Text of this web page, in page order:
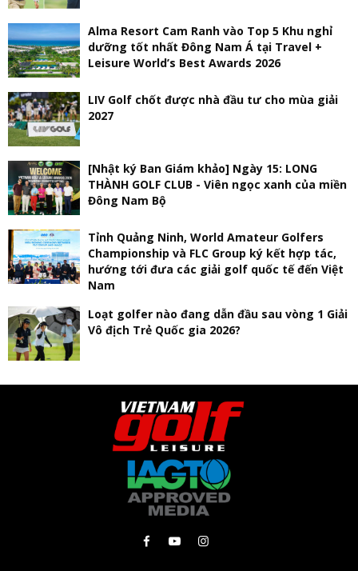
Alma Resort Cam Ranh vào Top 5 Khu nghỉ
dưỡng tốt nhất Đông Nam Á tại Travel +
Leisure World’s Best Awards 2026
LIV Golf chốt được nhà đầu tư cho mùa giải
2027
[Nhật ký Ban Giám khảo] Ngày 15: LONG
THÀNH GOLF CLUB - Viên ngọc xanh của miền
Đông Nam Bộ
Tỉnh Quảng Ninh, World Amateur Golfers
Championship và FLC Group ký kết hợp tác,
hướng tới đưa các giải golf quốc tế đến Việt
Nam
Loạt golfer nào đang dẫn đầu sau vòng 1 Giải
Vô địch Trẻ Quốc gia 2026?